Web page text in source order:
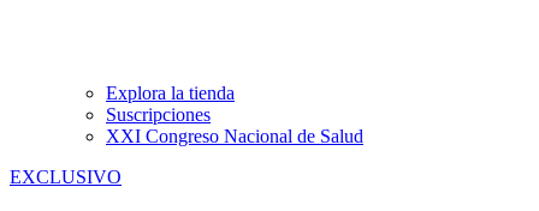
Explora la tienda
Suscripciones
XXI Congreso Nacional de Salud
EXCLUSIVO